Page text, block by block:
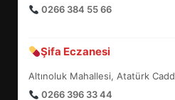
0266 384 55 66
Şifa Eczanesi
Altınoluk Mahallesi, Atatürk
0266 396 33 44
7
YENİ
ŞEKİLLENDİ?